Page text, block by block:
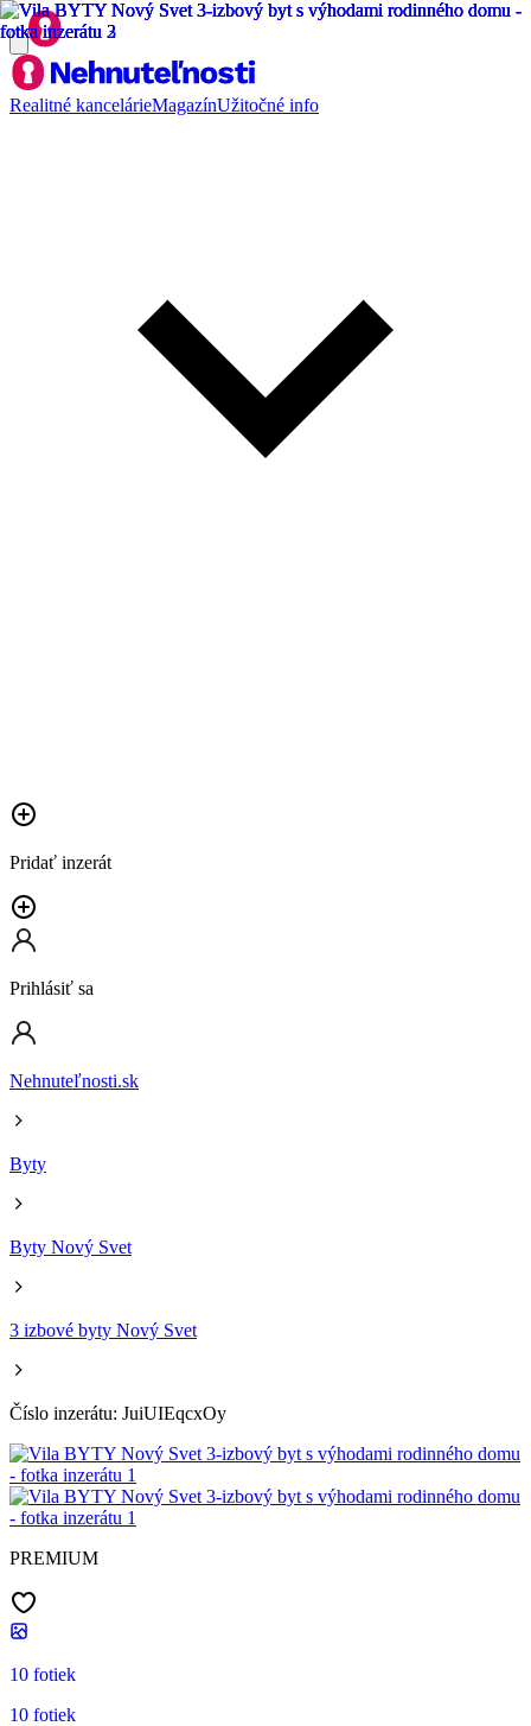
Realitné kancelárieMagazínUžitočné info
Pridať inzerát
Prihlásiť sa
Nehnuteľnosti.sk
Byty
Byty Nový Svet
3 izbové byty Nový Svet
Číslo inzerátu: JuiUIEqcxOy
PREMIUM
10 fotiek
10 fotiek